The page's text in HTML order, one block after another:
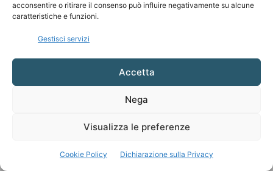
acconsentire o ritirare il consenso può influire negativamente su alcune
caratteristiche e funzioni.
Gestisci servizi
Accetta
Nega
Visualizza le preferenze
Cookie Policy Dichiarazione sulla Privacy